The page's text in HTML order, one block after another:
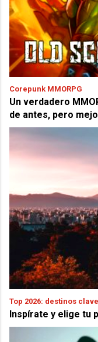
Corepunk MMORPG
Un verdadero
de antes, pero
Top 2026: destinos clave
Inspírate y elige tu